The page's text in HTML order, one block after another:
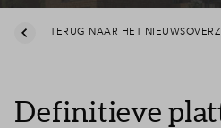
TERUG NAAR HET
Definitieve